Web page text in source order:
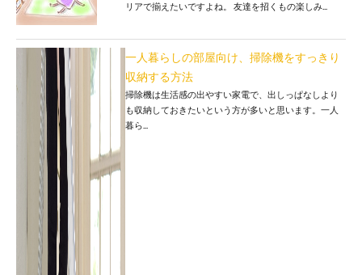
リアで揃えたいですよね。 友達を招くもの楽しみ...
一人暮らしの部屋向け、掃除機をすっきり
収納する方法
掃除機は生活感の出やすい家電で、出しっぱなしより
も収納しておきたいという方が多いと思います。一人
暮ら...